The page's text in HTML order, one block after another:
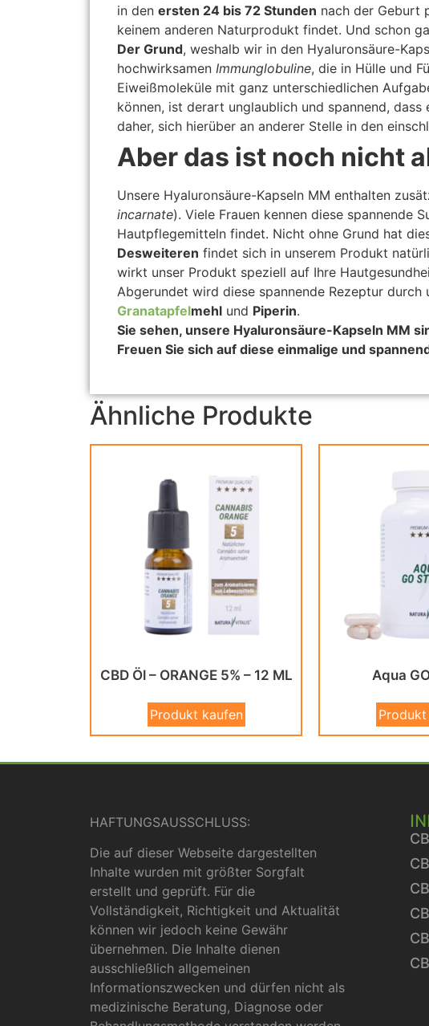
in den ersten 24 bis 72 Stunden nach der Geburt
keinem anderen Naturprodukt findet. Und schon
Der Grund, weshalb wir in den Hyaluronsäure-
hochwirksamen Immunglobuline, die in Hülle und
Eiweißmoleküle mit ganz unterschiedlichen
können, ist derart unglaublich und spannend,
daher, sich hierüber an anderer Stelle in den
Aber das ist noch nicht
Unsere Hyaluronsäure-Kapseln MM enthalten
incarnate). Viele Frauen kennen diese spannende
Hautpflegemitteln findet. Nicht ohne Grund hat
Desweiteren findet sich in unserem Produkt
wirkt unser Produkt speziell auf Ihre
Abgerundet wird diese spannende Rezeptur durch
Granatapfelmehlund Piperin.
Sie sehen, unsere Hyaluronsäure-Kapseln MM
Freuen Sie sich auf diese einmalige und
Ähnliche Produkte
CBD Öl – ORANGE 5% – 12 ML
Produkt kaufen
Aqua
HAFTUNGSAUSSCHLUSS:
Die auf dieser Webseite dargestellten
Inhalte wurden mit größter Sorgfalt
erstellt und geprüft. Für die
Vollständigkeit, Richtigkeit und Aktualität
können wir jedoch keine Gewähr
übernehmen. Die Inhalte dienen
ausschließlich allgemeinen
Informationszwecken und dürfen nicht als
medizinische Beratung, Diagnose oder